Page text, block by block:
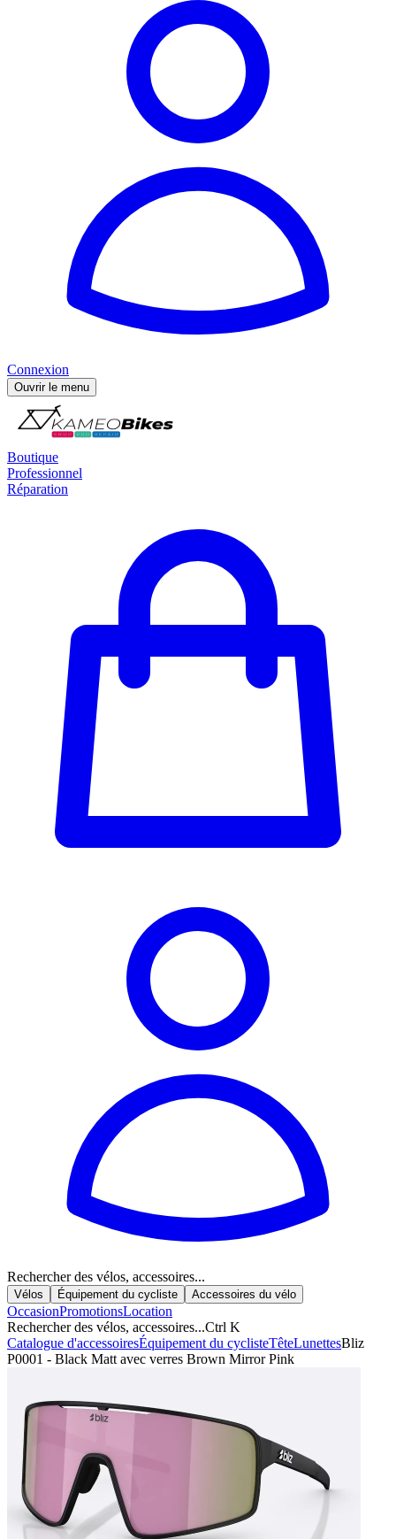
Connexion
Ouvrir le menu
Boutique
Professionnel
Réparation
Rechercher des vélos, accessoires...
Vélos Équipement du cycliste Accessoires du vélo
OccasionPromotionsLocation
Rechercher des vélos, accessoires...Ctrl K
Catalogue d'accessoiresÉquipement du cyclisteTêteLunettesBliz
P0001 - Black Matt avec verres Brown Mirror Pink